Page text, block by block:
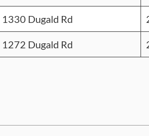
1330 Dugald Rd
1272 Dugald Rd